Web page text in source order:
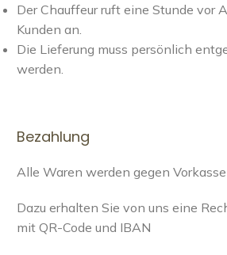
Der Chauffeur ruft eine Stunde vor
Kunden an.
Die Lieferung muss persönlich
werden.
Bezahlung
Alle Waren werden gegen
Dazu erhalten Sie von uns eine
mit QR-Code und IBAN